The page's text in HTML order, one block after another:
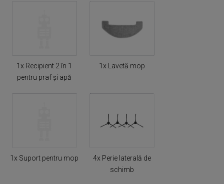
1x Recipient 2 în 1
pentru praf și apă
1x Lavetă mop
1x Suport pentru mop
4x Perie laterală de
schimb